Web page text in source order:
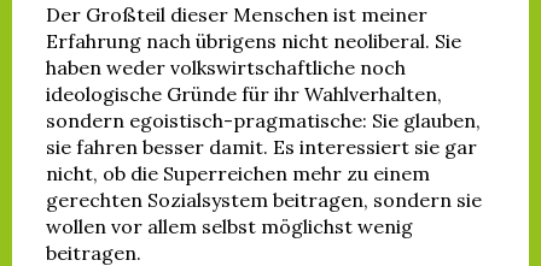
Der Großteil dieser Menschen ist meiner
Erfahrung nach übrigens nicht neoliberal. Sie
haben weder volkswirtschaftliche noch
ideologische Gründe für ihr Wahlverhalten,
sondern egoistisch-pragmatische: Sie glauben,
sie fahren besser damit. Es interessiert sie gar
nicht, ob die Superreichen mehr zu einem
gerechten Sozialsystem beitragen, sondern sie
wollen vor allem selbst möglichst wenig
beitragen.